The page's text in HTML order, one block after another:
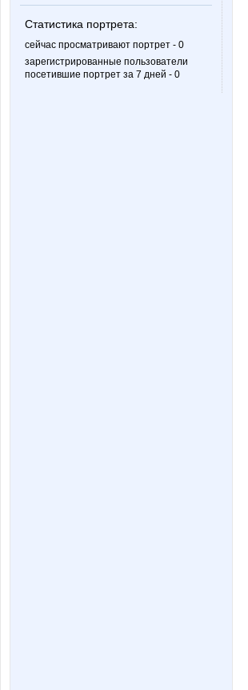
Статистика портрета:
сейчас просматривают портрет - 0
зарегистрированные пользователи
посетившие портрет за 7 дней - 0